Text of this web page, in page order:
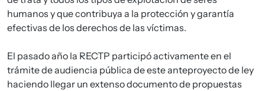
humanos y que contribuya a la protección y garantía
efectivas de los derechos de las víctimas.
El pasado año la RECTP participó activamente en el
trámite de audiencia pública de este anteproyecto de ley
haciendo llegar un extenso documento de propuestas